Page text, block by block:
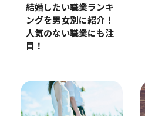
結婚したい職業ランキ
ングを男女別に紹介！
人気のない職業にも注
目！